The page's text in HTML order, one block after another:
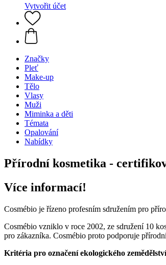
Vytvořit účet
Značky
Pleť
Make-up
Tělo
Vlasy
Muži
Miminka a děti
Témata
Opalování
Nabídky
Přírodní kosmetika -
Více informací!
Cosmébio je řízeno profesním sdružením pro
Cosmébio vzniklo v roce 2002, ze sdružení 10
pro zákazníka. Cosmébio proto podporuje
Kritéria pro označení ekologického